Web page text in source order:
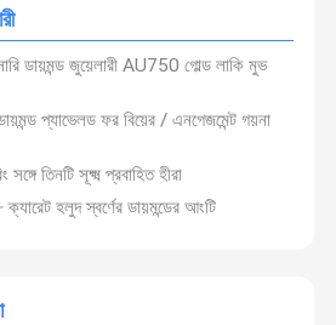
খবর সব ক্ষেত্রেই
উদ্ধৃতির জন্য
দুল
ডায়মন্ড জুয়েলারী AU750 গোল্ড লাকি মুভ
প্যাভেলড ফর বিয়ের / এনগেজমেন্ট গয়না
তিনটি সূক্ষ্ম প্রবাহিত হীরা
হলুদ স্বর্ণের ডায়মন্ডের আংটি
সাথে গড়ে ২০০ জন দক্ষ স্বর্ণশিল্পী (মোট কর্মসংস্থানের
মোল্ডিং ইত্যাদি নতুন প্রযুক্তি এবং দক্ষতার ক্ষেত্রে
ইতালি, থাইল্যান্ড)জুয়েলারী শিল্পে কর্মীদের বজায় রাখার
কর্মীদের জন্য নিয়মিত অভ্যন্তরীণ কারিগরি